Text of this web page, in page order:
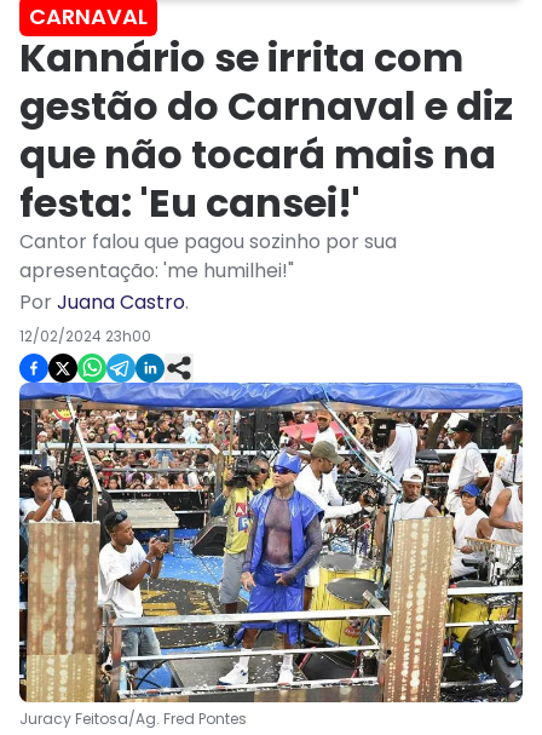
CARNAVAL
Kannário se irrita com
gestão do Carnaval e diz
que não tocará mais na
festa: 'Eu cansei!'
Cantor falou que pagou sozinho por sua
apresentação: 'me humilhei!"
PorJuana Castro.
12/02/2024 23h00
Juracy Feitosa/Ag. Fred Pontes